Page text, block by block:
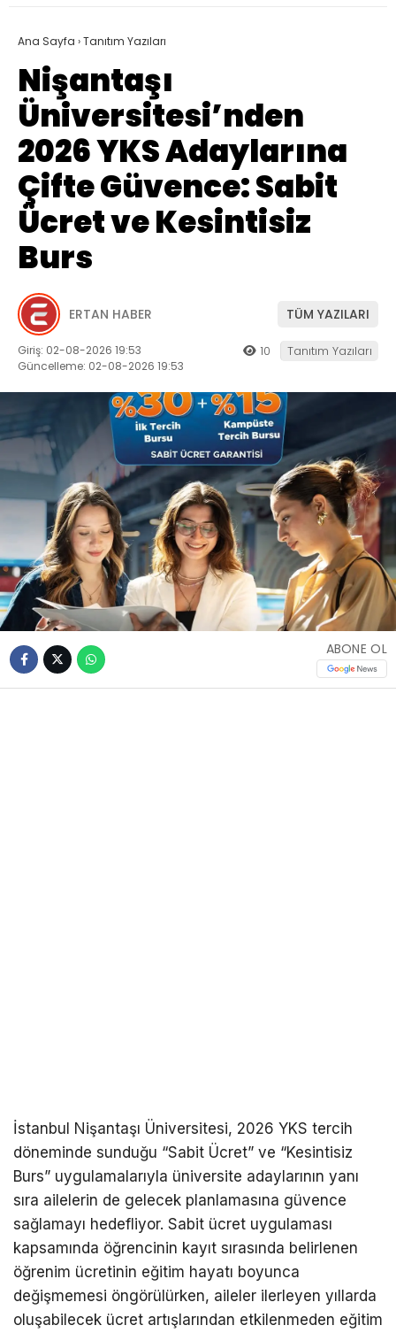
Ana Sayfa ›Tanıtım Yazıları
Nişantaşı
Üniversitesi’nden
2026 YKS Adaylarına
Çifte Güvence: Sabit
Ücret ve Kesintisiz
Burs
ERTAN HABER TÜM YAZILARI
Giriş: 02-08-2026 19:53
Güncelleme: 02-08-2026 19:53
10 Tanıtım Yazıları
ABONE OL
İstanbul Nişantaşı Üniversitesi, 2026 YKS tercih
döneminde sunduğu “Sabit Ücret” ve “Kesintisiz
Burs” uygulamalarıyla üniversite adaylarının yanı
sıra ailelerin de gelecek planlamasına güvence
sağlamayı hedefliyor. Sabit ücret uygulaması
kapsamında öğrencinin kayıt sırasında belirlenen
öğrenim ücretinin eğitim hayatı boyunca
değişmemesi öngörülürken, aileler ilerleyen yıllarda
oluşabilecek ücret artışlarından etkilenmeden eğitim